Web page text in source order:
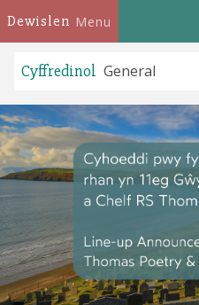
Dewislen Menu
Cyffredinol General